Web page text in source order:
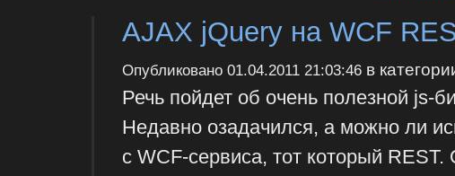
AJAX jQuery на WCF
Опубликовано 01.04.2011 21:03:46в
Речь пойдет об очень полезной js-
Недавно озадачился, а можно ли
с WCF-сервиса, тот который REST.